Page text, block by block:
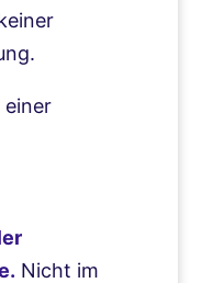
Nicht im